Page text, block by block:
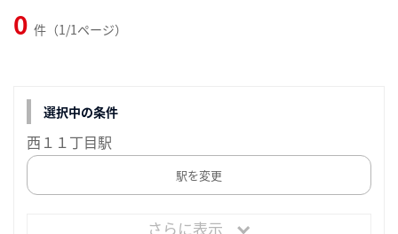
0 件（1/1ページ）
選択中の条件
西１１丁目駅
駅を変更
さらに表示